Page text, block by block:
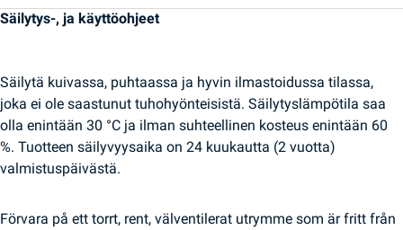
Säilytys-, ja käyttöohjeet
Säilytä kuivassa, puhtaassa ja hyvin ilmastoidussa tilassa,
joka ei ole saastunut tuhohyönteisistä. Säilytyslämpötila saa
olla enintään 30 °C ja ilman suhteellinen kosteus enintään 60
%. Tuotteen säilyvyysaika on 24 kuukautta (2 vuotta)
valmistuspäivästä.
Förvara på ett torrt, rent, välventilerat utrymme som är fritt från